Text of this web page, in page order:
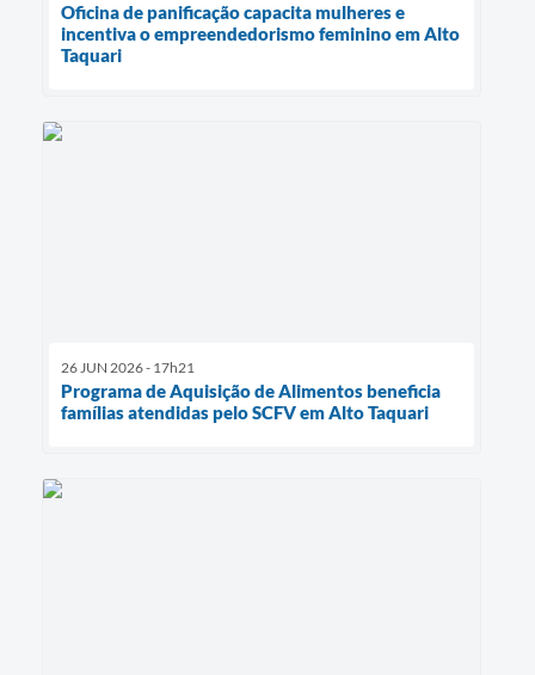
Oficina de panificação capacita mulheres e
incentiva o empreendedorismo feminino em Alto
Taquari
26 JUN 2026 - 17h21
Programa de Aquisição de Alimentos beneficia
famílias atendidas pelo SCFV em Alto Taquari